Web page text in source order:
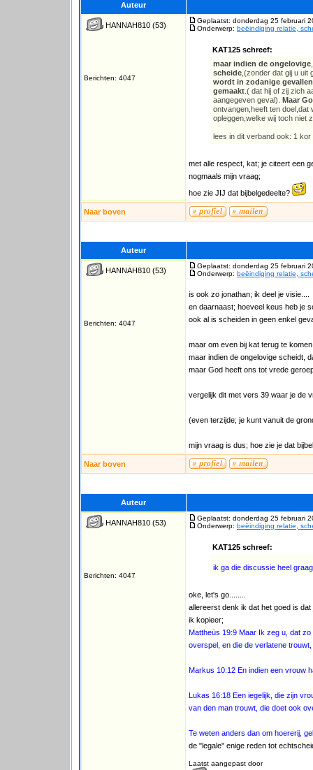
Auteur
HANNAH810 (53)
Berichten: 4047
Geplaatst: donderdag 25 februari
Onderwerp: beëindiging relatie,
KAT125 schreef:
maar indien de ongelovige
scheide ,(zonder dat gij u
wordt in zodanige gevallen
gemaakt .( dat hij of zij zich
aangegeven geval). Maar
ontvangen,heeft ten doel,dat
opleggen,welke wij toch niet
lees in dit verband ook: 1
met alle respect, kat; je citeert een
nogmaals mijn vraag;
hoe zie JIJ dat bijbelgedeelte?
Naar boven
Auteur
HANNAH810 (53)
Berichten: 4047
Geplaatst: donderdag 25 februari
Onderwerp: beëindiging relatie,
is ook zo jonathan; ik deel je visie....
en daarnaast; hoeveel keus heb je
ook al is scheiden in geen enkel
maar om even bij kat terug te
maar indien de ongelovige scheidt,
maar God heeft ons tot vrede
vergelijk dit met vers 39 waar je de
(even terzijde; je kunt vanuit de
mijn vraag is dus; hoe zie je dat
Naar boven
Auteur
HANNAH810 (53)
Berichten: 4047
Geplaatst: donderdag 25 februari
Onderwerp: beëindiging relatie,
KAT125 schreef:
ik ga die discussie heel
oke, let's go........
allereerst denk ik dat het goed is
ik kopieer;
Mattheüs 19:9 Maar Ik zeg u, dat
overspel, en die de verlatene
Markus 10:12 En indien een vrouw
Lukas 16:18 Een iegelijk, die zijn
van den man trouwt, die doet ook
Te weten anders dan om hoererij,
de "legale" enige reden tot
Laatst aangepast door